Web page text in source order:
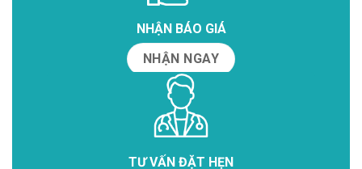
NHẬN BÁO GIÁ
NHẬN NGAY
TƯ VẤN ĐẶT HẸN